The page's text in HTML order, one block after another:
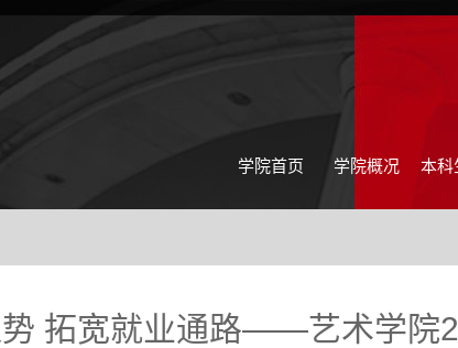
学院首页 学院概况 本科
拓宽就业通路——艺术学院